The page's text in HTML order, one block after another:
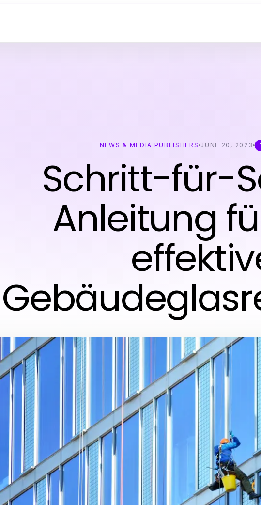
NEWS & MEDIA PUBLISHERS JUNE 20, 2023
Schritt-für-
Anleitung